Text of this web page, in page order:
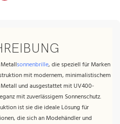
sonnenbrille, die speziell für Marken
mit modernem, minimalistischem
und ausgestattet mit UV400-
mit zuverlässigem Sonnenschutz.
ist sie die ideale Lösung für
die sich an Modehändler und